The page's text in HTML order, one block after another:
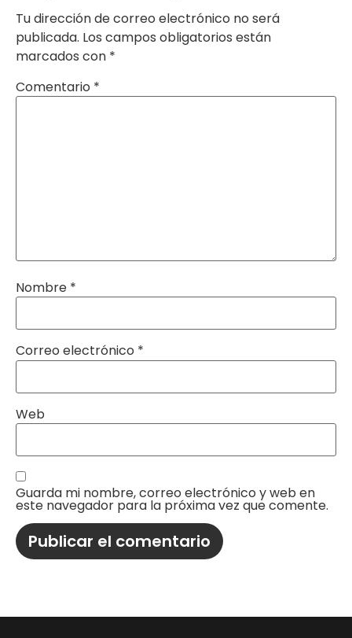
Tu dirección de correo electrónico no será
publicada. Los campos obligatorios están
marcados con *
Comentario *
Nombre *
Correo electrónico *
Web
Guarda mi nombre, correo electrónico y web en
este navegador para la próxima vez que comente.